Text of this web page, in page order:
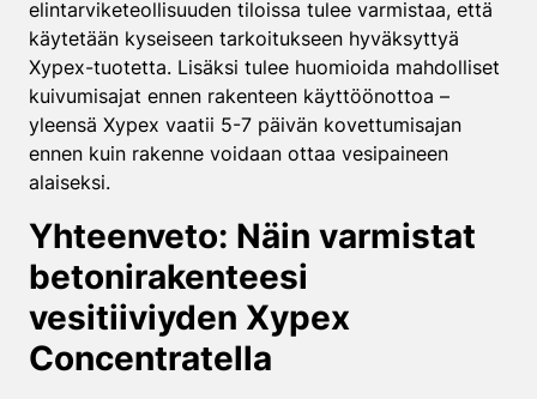
elintarviketeollisuuden tiloissa tulee varmistaa, että
käytetään kyseiseen tarkoitukseen hyväksyttyä
Xypex-tuotetta. Lisäksi tulee huomioida mahdolliset
kuivumisajat ennen rakenteen käyttöönottoa –
yleensä Xypex vaatii 5-7 päivän kovettumisajan
ennen kuin rakenne voidaan ottaa vesipaineen
alaiseksi.
Yhteenveto: Näin varmistat
betonirakenteesi
vesitiiviyden Xypex
Concentratella